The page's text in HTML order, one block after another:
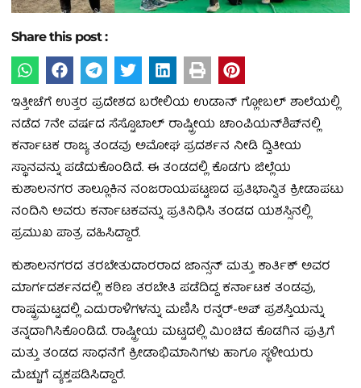
Share this post :
ಇತ್ತೀಚೆಗೆ ಉತ್ತರ ಪ್ರದೇಶದ ಬರೇಲಿಯ ಉಡಾನ್ ಗ್ಲೋಬಲ್ ಶಾಲೆಯಲ್ಲಿ
ನಡೆದ 7ನೇ ವರ್ಷದ ಸೆಸ್ಟೊಬಾಲ್ ರಾಷ್ಟ್ರೀಯ ಚಾಂಪಿಯನ್‌ಶಿಪ್‌ನಲ್ಲಿ
ಕರ್ನಾಟಕ ರಾಜ್ಯ ತಂಡವು ಅಮೋಘ ಪ್ರದರ್ಶನ ನೀಡಿ ದ್ವಿತೀಯ
ಸ್ಥಾನವನ್ನು ಪಡೆದುಕೊಂಡಿದೆ. ಈ ತಂಡದಲ್ಲಿ ಕೊಡಗು ಜಿಲ್ಲೆಯ
ಕುಶಾಲನಗರ ತಾಲ್ಲೂಕಿನ ನಂಜರಾಯಪಟ್ಟಣದ ಪ್ರತಿಭಾನ್ವಿತ ಕ್ರೀಡಾಪಟು
ನಂದಿನಿ ಅವರು ಕರ್ನಾಟಕವನ್ನು ಪ್ರತಿನಿಧಿಸಿ ತಂಡದ ಯಶಸ್ಸಿನಲ್ಲಿ
ಪ್ರಮುಖ ಪಾತ್ರ ವಹಿಸಿದ್ದಾರೆ.
ಕುಶಾಲನಗರದ ತರಬೇತುದಾರರಾದ ಜಾನ್ಸನ್ ಮತ್ತು ಕಾರ್ತಿಕ್ ಅವರ
ಮಾರ್ಗದರ್ಶನದಲ್ಲಿ ಕಠಿಣ ತರಬೇತಿ ಪಡೆದಿದ್ದ ಕರ್ನಾಟಕ ತಂಡವು,
ರಾಷ್ಟ್ರಮಟ್ಟದಲ್ಲಿ ಎದುರಾಳಿಗಳನ್ನು ಮಣಿಸಿ ರನ್ನರ್-ಅಪ್ ಪ್ರಶಸ್ತಿಯನ್ನು
ತನ್ನದಾಗಿಸಿಕೊಂಡಿದೆ. ರಾಷ್ಟ್ರೀಯ ಮಟ್ಟದಲ್ಲಿ ಮಿಂಚಿದ ಕೊಡಗಿನ ಪುತ್ರಿಗೆ
ಮತ್ತು ತಂಡದ ಸಾಧನೆಗೆ ಕ್ರೀಡಾಭಿಮಾನಿಗಳು ಹಾಗೂ ಸ್ಥಳೀಯರು
ಮೆಚ್ಚುಗೆ ವ್ಯಕ್ತಪಡಿಸಿದ್ದಾರೆ.